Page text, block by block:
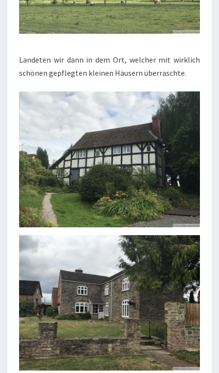
Landeten wir dann in dem Ort, welcher mit wirklich
schönen gepflegten kleinen Häusern überraschte.